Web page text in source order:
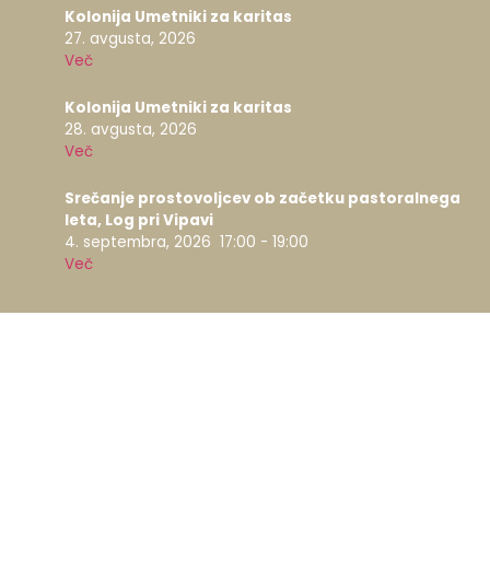
Kolonija Umetniki za karitas
27. avgusta, 2026
Več
Kolonija Umetniki za karitas
28. avgusta, 2026
Več
Srečanje prostovoljcev ob začetku pastoralnega
leta, Log pri Vipavi
4. septembra, 2026 17:00 - 19:00
Več